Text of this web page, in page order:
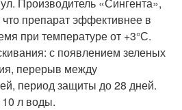
препарат эффективнее в
при температуре от +3°С.
с появлением зеленых
перерыв между
период защиты до 28 дней.
10 л воды.